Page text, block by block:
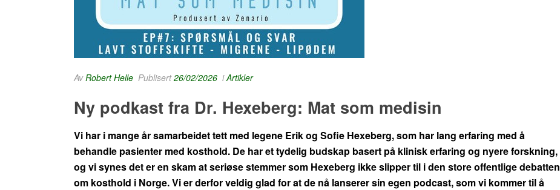
AvRobert Helle Publisert26/02/2026 iArtikler
Ny podkast fra Dr. Hexeberg: Mat som medisin
Vi har i mange år samarbeidet tett med legene Erik og Sofie Hexeberg, som har lang erfaring med å
behandle pasienter med kosthold. De har et tydelig budskap basert på klinisk erfaring og nyere forskning,
og vi synes det er en skam at seriøse stemmer som Hexeberg ikke slipper til i den store offentlige debatten
om kosthold i Norge. Vi er derfor veldig glad for at de nå lanserer sin egen podcast, som vi kommer til å